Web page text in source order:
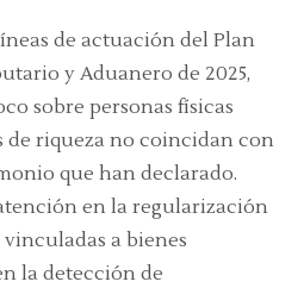
de actuación del Plan
y Aduanero de 2025,
sobre personas físicas
de riqueza no coincidan con
que han declarado.
en la regularización
a bienes
la detección de